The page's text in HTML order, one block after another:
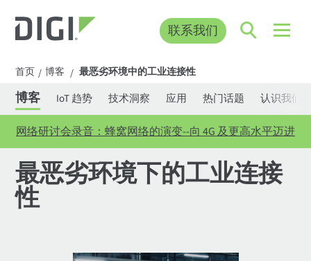
联系我们
首页 / 博客 / 最恶劣环境中的工业连接性
博客 IoT 趋势 技术洞察 应用 热门话题 认识我们
网络研讨会录音：蜂窝网络的演变--向 4G 及更高水平迈进
最恶劣环境下的工业连接
性